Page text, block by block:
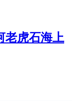
老虎石海上